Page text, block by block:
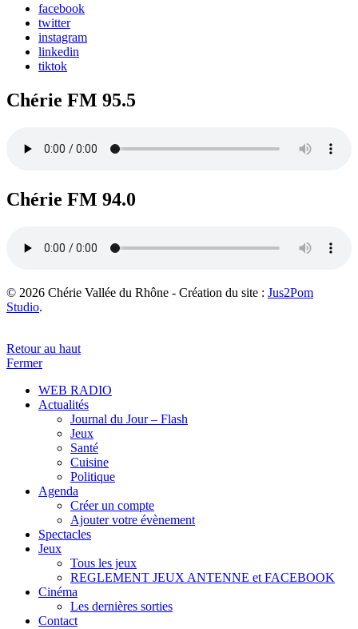
facebook
twitter
instagram
linkedin
tiktok
Chérie FM 95.5
Chérie FM 94.0
© 2026 Chérie Vallée du Rhône - Création du site : Jus2Pom
Studio.
Retour au haut
Fermer
WEB RADIO
Actualités
Journal du Jour – Flash
Jeux
Santé
Cuisine
Politique
Agenda
Créer un compte
Ajouter votre évènement
Spectacles
Jeux
Tous les jeux
REGLEMENT JEUX ANTENNE et FACEBOOK
Cinéma
Les dernières sorties
Contact